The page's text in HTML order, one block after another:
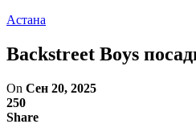
Астана
Backstreet Boys
On Сен 20, 2025
250
Share